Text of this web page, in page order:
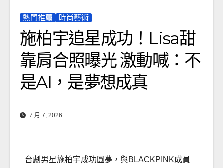
熱門推薦 時尚藝術
施柏宇追星成功！Lisa甜
靠肩合照曝光 激動喊：不
是AI，是夢想成真
7 月 7, 2026
台劇男星施柏宇成功圓夢，與BLACKPINK成員